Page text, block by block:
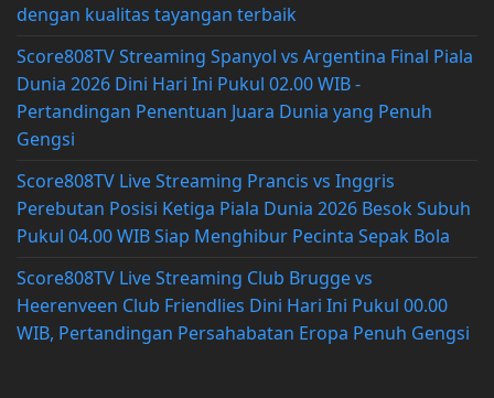
dengan kualitas tayangan terbaik
Score808TV Streaming Spanyol vs Argentina Final Piala
Dunia 2026 Dini Hari Ini Pukul 02.00 WIB -
Pertandingan Penentuan Juara Dunia yang Penuh
Gengsi
Score808TV Live Streaming Prancis vs Inggris
Perebutan Posisi Ketiga Piala Dunia 2026 Besok Subuh
Pukul 04.00 WIB Siap Menghibur Pecinta Sepak Bola
Score808TV Live Streaming Club Brugge vs
Heerenveen Club Friendlies Dini Hari Ini Pukul 00.00
WIB, Pertandingan Persahabatan Eropa Penuh Gengsi